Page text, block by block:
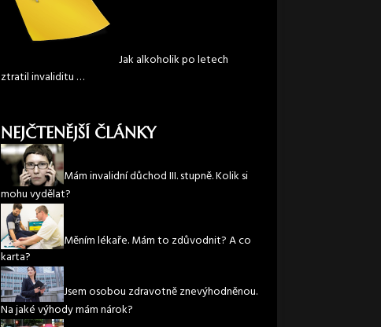
Jak alkoholik po letech
ztratil invaliditu …
NEJČTENĚJŠÍ ČLÁNKY
Mám invalidní důchod III. stupně. Kolik si
mohu vydělat?
Měním lékaře. Mám to zdůvodnit? A co
karta?
Jsem osobou zdravotně znevýhodněnou.
Na jaké výhody mám nárok?